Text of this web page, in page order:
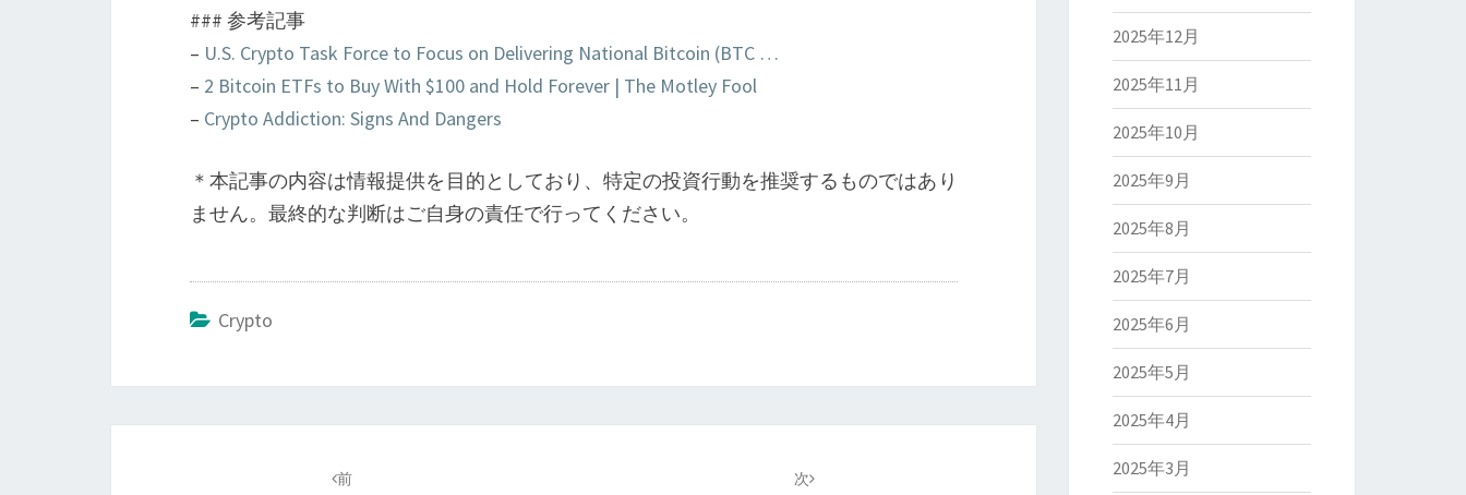
### 参考記事
– U.S. Crypto Task Force to Focus on Delivering National Bitcoin (BTC …
– 2 Bitcoin ETFs to Buy With $100 and Hold Forever | The Motley Fool
– Crypto Addiction: Signs And Dangers
＊本記事の内容は情報提供を目的としており、特定の投資行動を推奨するものではあり
ません。最終的な判断はご自身の責任で行ってください。
Crypto
前 次
2025年12月
2025年11月
2025年10月
2025年9月
2025年8月
2025年7月
2025年6月
2025年5月
2025年4月
2025年3月